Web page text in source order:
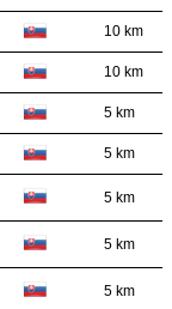
10 km
10 km
5 km
5 km
5 km
5 km
5 km